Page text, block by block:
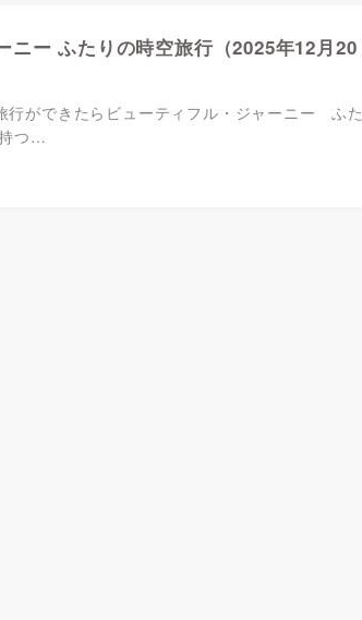
ニー ふたりの時空旅行（2025年12月20
行ができたらビューティフル・ジャーニー ふた
つ…